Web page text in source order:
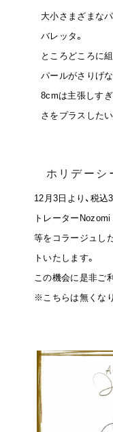
大小さまざまな
バレッタ。
ところどころに
パールがさりげ
8cmは主張しす
さをプラスした
ホリデーシ
12月3日より、税
トレーター
等をコラージュし
トいたします。
この機会に是非ご
※こちらは無くな